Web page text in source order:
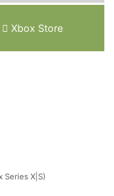
Xbox Store
Series X|S)